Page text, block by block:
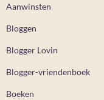
Aanwinsten
Bloggen
Blogger Lovin
Blogger-vriendenboek
Boeken